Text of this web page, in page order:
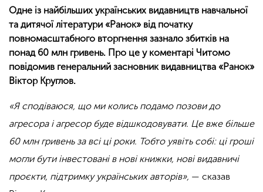
Одне із найбільших українських видавництв навчальної
та дитячої літератури «Ранок» від початку
повномасштабного вторгнення зазнало збитків на
понад 60 млн гривень. Про це у коментарі Читомо
повідомив генеральний засновник видавництва «Ранок»
Віктор Круглов.
«Я сподіваюся, що ми колись подамо позови до
агресора і агресор буде відшкодовувати. Це вже більше
60 млн гривень за всі ці роки. Тобто уявіть собі: ці гроші
могли бути інвестовані в нові книжки, нові видавничі
проєкти, підтримку українських авторів», — сказав